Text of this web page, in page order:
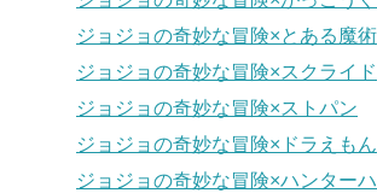
ジョジョの奇妙な冒険×とある魔術
ジョジョの奇妙な冒険×スクライド
ジョジョの奇妙な冒険×ストパン
ジョジョの奇妙な冒険×ドラえもん
ジョジョの奇妙な冒険×ハンター